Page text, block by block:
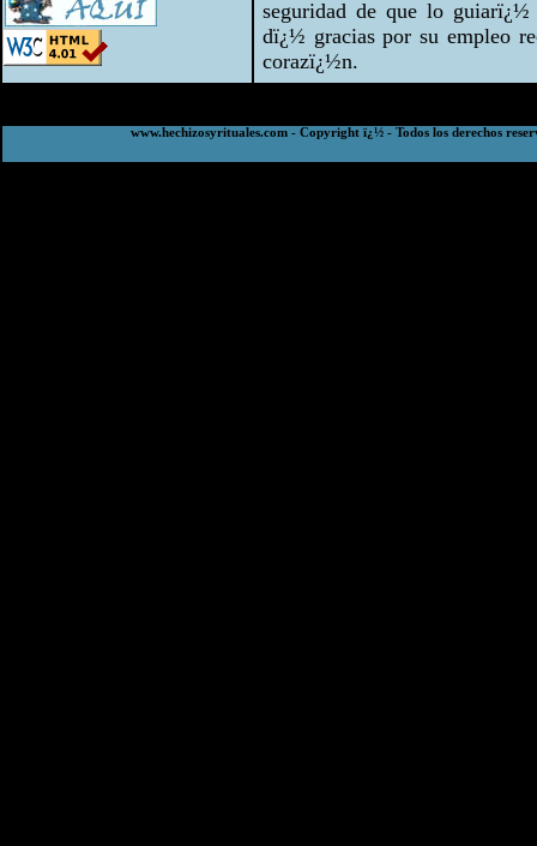
seguridad de que lo guiarï¿½
dï¿½ gracias por su empleo
corazï¿½n.
www.hechizosyrituales.com - Copyright ï¿½ - Todos los derechos